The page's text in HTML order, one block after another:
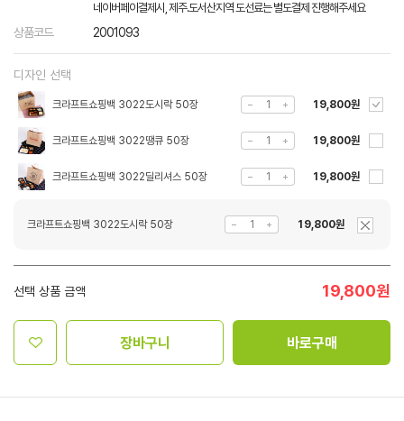
네이버페이결제시, 제주.도서산지역 도선료는 별도결제 진행해주세요
상품코드 2001093
디자인 선택
크라프트쇼핑백 3022도시락 50장 19,800원
크라프트쇼핑백 3022땡큐 50장 19,800원
크라프트쇼핑백 3022딜리셔스 50장 19,800원
크라프트쇼핑백 3022도시락 50장 19,800원
선택 상품 금액 19,800원
장바구니 바로구매